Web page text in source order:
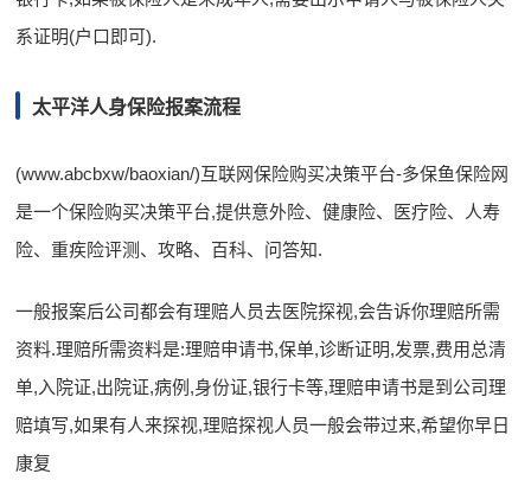
系证明(户口即可).
太平洋人身保险报案流程
(www.abcbxw/baoxian/)互联网保险购买决策平台-多保鱼保险网
是一个保险购买决策平台,提供意外险、健康险、医疗险、人寿
险、重疾险评测、攻略、百科、问答知.
一般报案后公司都会有理赔人员去医院探视,会告诉你理赔所需
资料.理赔所需资料是:理赔申请书,保单,诊断证明,发票,费用总清
单,入院证,出院证,病例,身份证,银行卡等,理赔申请书是到公司理
赔填写,如果有人来探视,理赔探视人员一般会带过来,希望你早日
康复